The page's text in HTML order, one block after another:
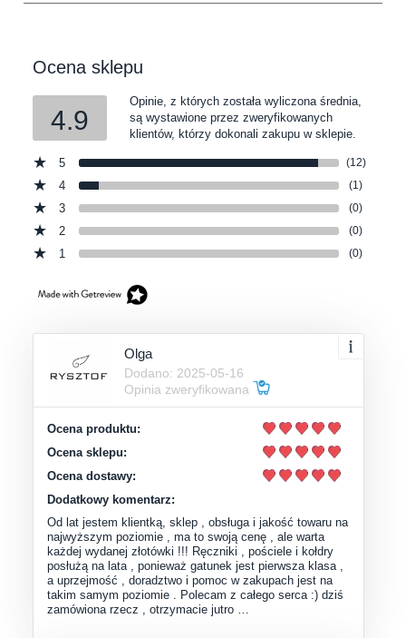
Ocena sklepu
4.9
Opinie, z których została wyliczona średnia,
są wystawione przez zweryfikowanych
klientów, którzy dokonali zakupu w sklepie.
5 (12)
4 (1)
3 (0)
2 (0)
1 (0)
Olga
Dodano: 2025-05-16
Opinia zweryfikowana
Ocena produktu:
Ocena sklepu:
Ocena dostawy:
Dodatkowy komentarz:
Od lat jestem klientką, sklep , obsługa i jakość towaru na
najwyższym poziomie , ma to swoją cenę , ale warta
każdej wydanej złotówki !!! Ręczniki , pościele i kołdry
posłużą na lata , ponieważ gatunek jest pierwsza klasa ,
a uprzejmość , doradztwo i pomoc w zakupach jest na
takim samym poziomie . Polecam z całego serca :) dziś
zamówiona rzecz , otrzymacie jutro …